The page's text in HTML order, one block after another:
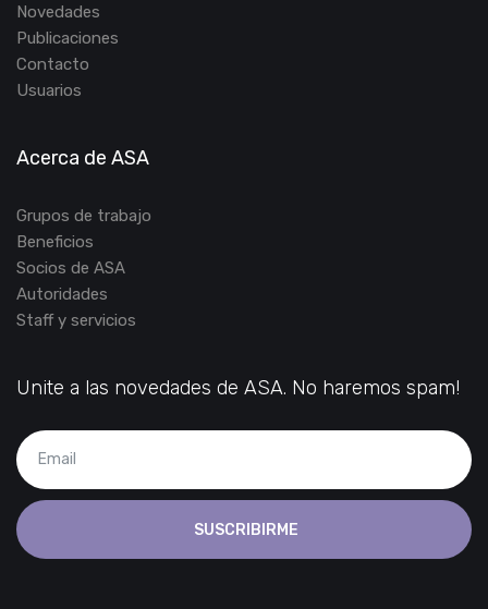
Novedades
Publicaciones
Contacto
Usuarios
Acerca de ASA
Grupos de trabajo
Beneficios
Socios de ASA
Autoridades
Staff y servicios
Unite a las novedades de ASA. No haremos spam!
SUSCRIBIRME